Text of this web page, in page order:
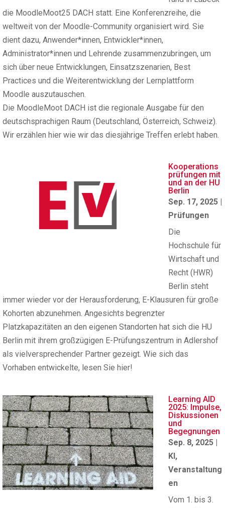
die MoodleMoot25 DACH statt. Eine Konferenzreihe, die
weltweit von der Moodle-Community organisiert wird. Sie
dient dazu, Anwender*innen, Entwickler*innen,
Administrator*innen und Lehrende zusammenzubringen, um
sich über neue Entwicklungen, Einsatzszenarien, Best
Practices und die Weiterentwicklung der Lernplattform
Moodle auszutauschen.
Die MoodleMoot DACH ist die regionale Ausgabe für den
deutschsprachigen Raum (Deutschland, Österreich, Schweiz).
Wir erzählen hier wie wir das diesjährige Treffen erlebt haben.
Kooperations
prüfungen mit
und an der HU
Berlin
Sep. 17, 2025 |
Prüfungen
Die
Hochschule für
Wirtschaft und
Recht (HWR)
Berlin steht
immer wieder vor der Herausforderung, E-Klausuren für große
Kohorten abzunehmen. Angesichts begrenzter
Platzkapazitäten an den eigenen Standorten hat sich die HU
Berlin mit ihrem großzügigen E-Prüfungszentrum in Adlershof
als vielversprechender Partner gezeigt. Wie sich das
Vorhaben entwickelte, lesen Sie hier!
Learning AID
2025: Impulse,
Diskussionen
und
Begegnungen
Sep. 8, 2025 |
KI,
Veranstaltung
en
Vom 1. bis 3.